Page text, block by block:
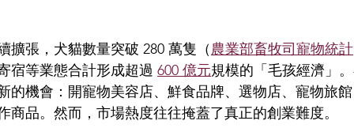
擴張，犬貓數量突破 280 萬隻（農業部畜牧司寵物統計
宿等業態合計形成超過 600 億元規模的「毛孩經濟」
的機會：開寵物美容店、鮮食品牌、選物店、寵物旅
商品。然而，市場熱度往往掩蓋了真正的創業難度。